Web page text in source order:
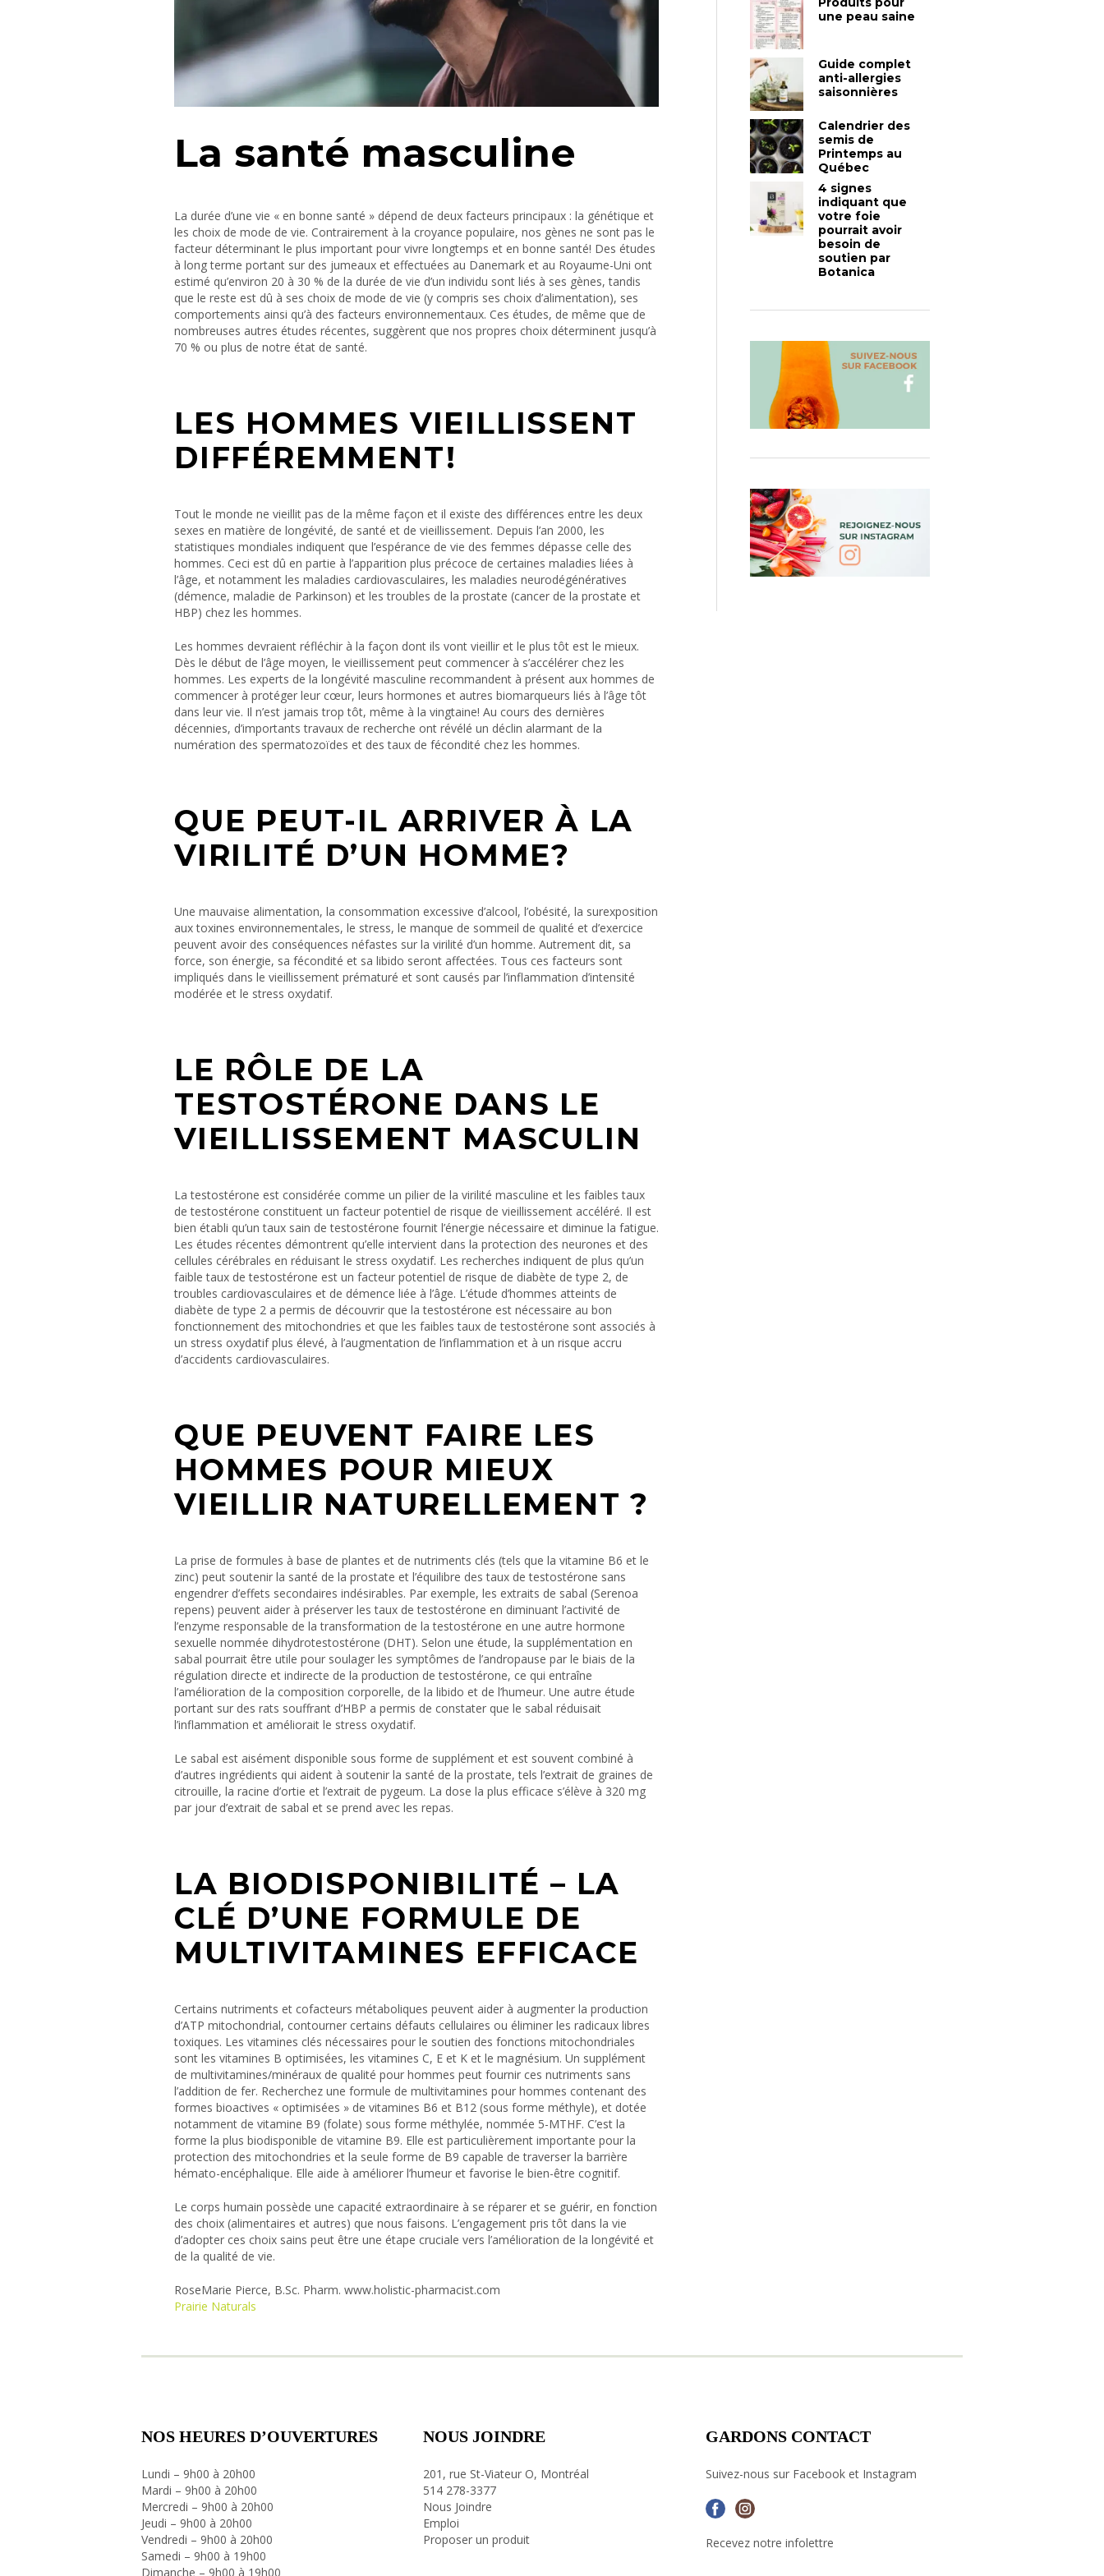
La santé masculine
La durée d’une vie « en bonne santé » dépend de deux facteurs principaux : la génétique et
les choix de mode de vie. Contrairement à la croyance populaire, nos gènes ne sont pas le
facteur déterminant le plus important pour vivre longtemps et en bonne santé! Des études
à long terme portant sur des jumeaux et effectuées au Danemark et au Royaume-Uni ont
estimé qu’environ 20 à 30 % de la durée de vie d’un individu sont liés à ses gènes, tandis
que le reste est dû à ses choix de mode de vie (y compris ses choix d’alimentation), ses
comportements ainsi qu’à des facteurs environnementaux. Ces études, de même que de
nombreuses autres études récentes, suggèrent que nos propres choix déterminent jusqu’à
70 % ou plus de notre état de santé.
LES HOMMES VIEILLISSENT
DIFFÉREMMENT!
Tout le monde ne vieillit pas de la même façon et il existe des différences entre les deux
sexes en matière de longévité, de santé et de vieillissement. Depuis l’an 2000, les
statistiques mondiales indiquent que l’espérance de vie des femmes dépasse celle des
hommes. Ceci est dû en partie à l’apparition plus précoce de certaines maladies liées à
l’âge, et notamment les maladies cardiovasculaires, les maladies neurodégénératives
(démence, maladie de Parkinson) et les troubles de la prostate (cancer de la prostate et
HBP) chez les hommes.
Les hommes devraient réfléchir à la façon dont ils vont vieillir et le plus tôt est le mieux.
Dès le début de l’âge moyen, le vieillissement peut commencer à s’accélérer chez les
hommes. Les experts de la longévité masculine recommandent à présent aux hommes de
commencer à protéger leur cœur, leurs hormones et autres biomarqueurs liés à l’âge tôt
dans leur vie. Il n’est jamais trop tôt, même à la vingtaine! Au cours des dernières
décennies, d’importants travaux de recherche ont révélé un déclin alarmant de la
numération des spermatozoïdes et des taux de fécondité chez les hommes.
QUE PEUT-IL ARRIVER À LA
VIRILITÉ D’UN HOMME?
Une mauvaise alimentation, la consommation excessive d’alcool, l’obésité, la surexposition
aux toxines environnementales, le stress, le manque de sommeil de qualité et d’exercice
peuvent avoir des conséquences néfastes sur la virilité d’un homme. Autrement dit, sa
force, son énergie, sa fécondité et sa libido seront affectées. Tous ces facteurs sont
impliqués dans le vieillissement prématuré et sont causés par l’inflammation d’intensité
modérée et le stress oxydatif.
LE RÔLE DE LA
TESTOSTÉRONE DANS LE
VIEILLISSEMENT MASCULIN
La testostérone est considérée comme un pilier de la virilité masculine et les faibles taux
de testostérone constituent un facteur potentiel de risque de vieillissement accéléré. Il est
bien établi qu’un taux sain de testostérone fournit l’énergie nécessaire et diminue la fatigue.
Les études récentes démontrent qu’elle intervient dans la protection des neurones et des
cellules cérébrales en réduisant le stress oxydatif. Les recherches indiquent de plus qu’un
faible taux de testostérone est un facteur potentiel de risque de diabète de type 2, de
troubles cardiovasculaires et de démence liée à l’âge. L’étude d’hommes atteints de
diabète de type 2 a permis de découvrir que la testostérone est nécessaire au bon
fonctionnement des mitochondries et que les faibles taux de testostérone sont associés à
un stress oxydatif plus élevé, à l’augmentation de l’inflammation et à un risque accru
d’accidents cardiovasculaires.
QUE PEUVENT FAIRE LES
HOMMES POUR MIEUX
VIEILLIR NATURELLEMENT ?
La prise de formules à base de plantes et de nutriments clés (tels que la vitamine B6 et le
zinc) peut soutenir la santé de la prostate et l’équilibre des taux de testostérone sans
engendrer d’effets secondaires indésirables. Par exemple, les extraits de sabal (Serenoa
repens) peuvent aider à préserver les taux de testostérone en diminuant l’activité de
l’enzyme responsable de la transformation de la testostérone en une autre hormone
sexuelle nommée dihydrotestostérone (DHT). Selon une étude, la supplémentation en
sabal pourrait être utile pour soulager les symptômes de l’andropause par le biais de la
régulation directe et indirecte de la production de testostérone, ce qui entraîne
l’amélioration de la composition corporelle, de la libido et de l’humeur. Une autre étude
portant sur des rats souffrant d’HBP a permis de constater que le sabal réduisait
l’inflammation et améliorait le stress oxydatif.
Le sabal est aisément disponible sous forme de supplément et est souvent combiné à
d’autres ingrédients qui aident à soutenir la santé de la prostate, tels l’extrait de graines de
citrouille, la racine d’ortie et l’extrait de pygeum. La dose la plus efficace s’élève à 320 mg
par jour d’extrait de sabal et se prend avec les repas.
LA BIODISPONIBILITÉ – LA
CLÉ D’UNE FORMULE DE
MULTIVITAMINES EFFICACE
Certains nutriments et cofacteurs métaboliques peuvent aider à augmenter la production
d’ATP mitochondrial, contourner certains défauts cellulaires ou éliminer les radicaux libres
toxiques. Les vitamines clés nécessaires pour le soutien des fonctions mitochondriales
sont les vitamines B optimisées, les vitamines C, E et K et le magnésium. Un supplément
de multivitamines/minéraux de qualité pour hommes peut fournir ces nutriments sans
l’addition de fer. Recherchez une formule de multivitamines pour hommes contenant des
formes bioactives « optimisées » de vitamines B6 et B12 (sous forme méthyle), et dotée
notamment de vitamine B9 (folate) sous forme méthylée, nommée 5-MTHF. C’est la
forme la plus biodisponible de vitamine B9. Elle est particulièrement importante pour la
protection des mitochondries et la seule forme de B9 capable de traverser la barrière
hémato-encéphalique. Elle aide à améliorer l’humeur et favorise le bien-être cognitif.
Le corps humain possède une capacité extraordinaire à se réparer et se guérir, en fonction
des choix (alimentaires et autres) que nous faisons. L’engagement pris tôt dans la vie
d’adopter ces choix sains peut être une étape cruciale vers l’amélioration de la longévité et
de la qualité de vie.
RoseMarie Pierce, B.Sc. Pharm. www.holistic-pharmacist.com
Prairie Naturals
une peau saine
Guide complet
anti-allergies
saisonnières
Calendrier des
semis de
Printemps au
Québec
4 signes
indiquant que
votre foie
pourrait avoir
besoin de
soutien par
Botanica
NOS HEURES D’OUVERTURES
Lundi – 9h00 à 20h00
Mardi – 9h00 à 20h00
Mercredi – 9h00 à 20h00
Jeudi – 9h00 à 20h00
Vendredi – 9h00 à 20h00
Samedi – 9h00 à 19h00
Dimanche – 9h00 à 19h00
NOUS JOINDRE
201, rue St-Viateur O, Montréal
514 278-3377
Nous Joindre
Emploi
Proposer un produit
GARDONS CONTACT
Suivez-nous sur Facebook et Instagram
Recevez notre infolettre